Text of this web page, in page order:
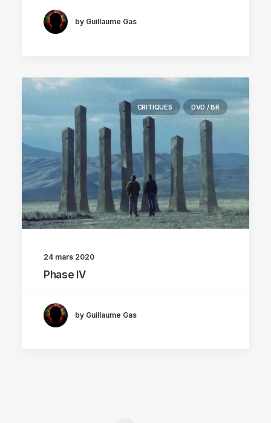
by Guillaume Gas
CRITIQUES DVD / BR
24 mars 2020
Phase IV
by Guillaume Gas